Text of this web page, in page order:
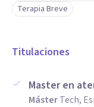
ser empática,
Trabajo con
cada persona
Terapia Breve
Titulaciones
Master en
MásterTech,